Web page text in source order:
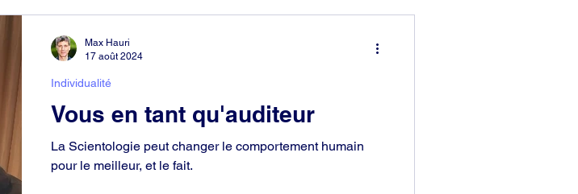
Vous en tant qu'auditeur
La Scientologie peut changer le comportement humain
pour le meilleur, et le fait.
Individualité
Max Hauri
17 août 2024